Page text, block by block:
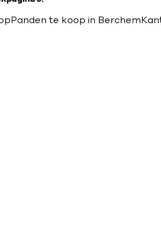
Panden te koop in Berchem